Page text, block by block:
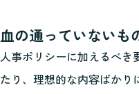
血の通っていないも
人事ポリシーに加えるべき
たり、理想的な内容ばかり